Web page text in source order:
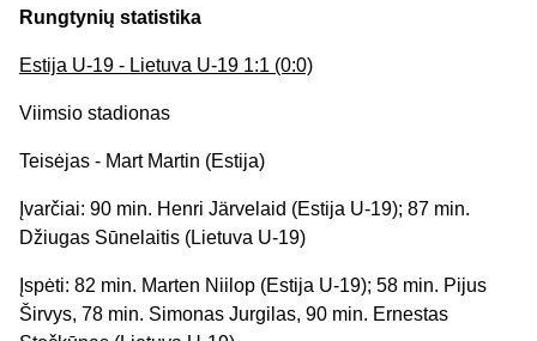
Rungtynių statistika
Estija U-19 - Lietuva U-19 1:1 (0:0)
Viimsio stadionas
Teisėjas - Mart Martin (Estija)
Įvarčiai: 90 min. Henri Järvelaid (Estija U-19); 87 min.
Džiugas Sūnelaitis (Lietuva U-19)
Įspėti: 82 min. Marten Niilop (Estija U-19); 58 min. Pijus
Širvys, 78 min. Simonas Jurgilas, 90 min. Ernestas